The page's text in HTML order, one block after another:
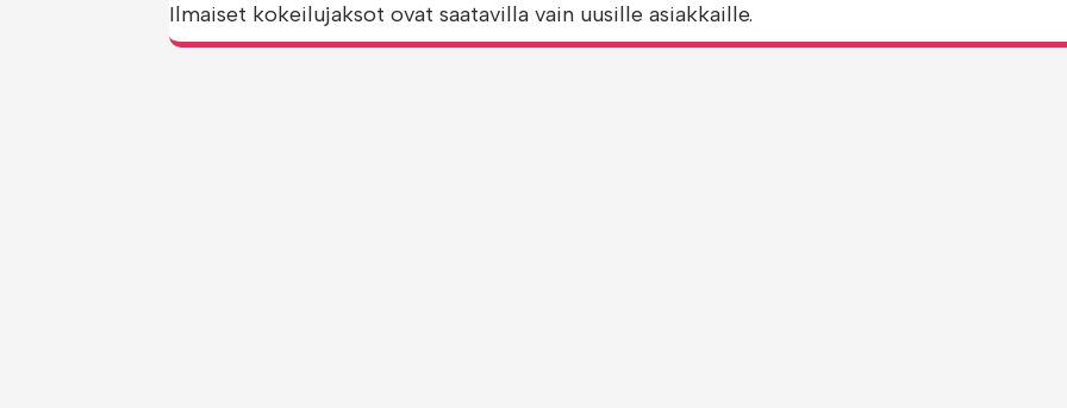
Ilmaiset kokeilujaksot ovat saatavilla vain uusille asiakkaille.